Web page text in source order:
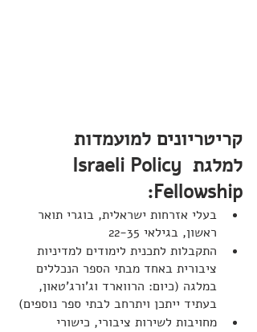
קריטריונים למועמדות
למלגת Israeli Policy
Fellowship:
בעלי אזרחות ישראלית, בוגרי תואר
ראשון, בגילאי 22-35
התקבלות לתכנית לימודים למדיניות
ציבורית באחד מבתי הספר הנכללים
במלגה (כיום: הרווארד וג'ורג'טאון,
בעתיד ייתכן ויתרחב לבתי ספר נוספים)
מחויבות לשירות ציבורי, כישורי